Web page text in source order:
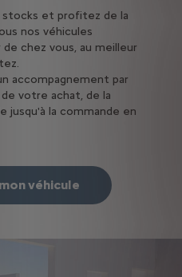
stocks et profitez de la
nos véhicules
chez vous, au meilleur
accompagnement par
votre achat, de la
jusqu'à la commande en
véhicule